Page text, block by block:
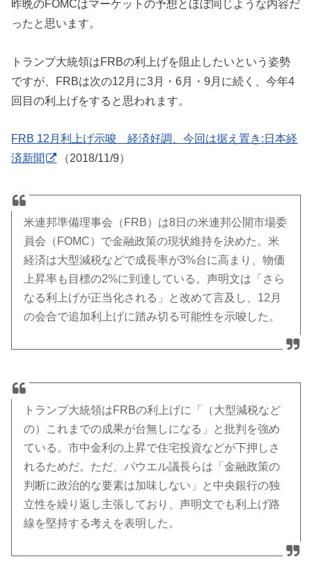
昨晩のFOMCはマーケットの予想とほぼ同じような内容だ
ったと思います。
トランプ大統領はFRBの利上げを阻止したいという姿勢
ですが、FRBは次の12月に3月・6月・9月に続く、今年4
回目の利上げをすると思われます。
FRB 12月利上げ示唆 経済好調、今回は据え置き:日本経
済新聞
（2018/11/9）
米連邦準備理事会（FRB）は8日の米連邦公開市場委
員会（FOMC）で金融政策の現状維持を決めた。米
経済は大型減税などで成長率が3%台に高まり、物価
上昇率も目標の2%に到達している。声明文は「さら
なる利上げが正当化される」と改めて言及し、12月
の会合で追加利上げに踏み切る可能性を示唆した。
トランプ大統領はFRBの利上げに「（大型減税など
の）これまでの成果が台無しになる」と批判を強め
ている。市中金利の上昇で住宅投資などが下押しさ
れるためだ。ただ、パウエル議長らは「金融政策の
判断に政治的な要素は加味しない」と中央銀行の独
立性を繰り返し主張しており、声明文でも利上げ路
線を堅持する考えを表明した。